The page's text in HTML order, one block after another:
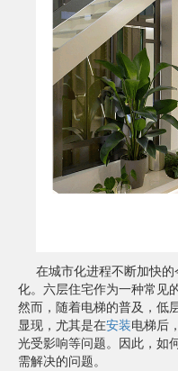
在城市化进程不断加快
化。六层住宅作为一种常见
然而，随着电梯的普及，低
显现，尤其是在安装电梯后
光受影响等问题。因此，如
需解决的问题。